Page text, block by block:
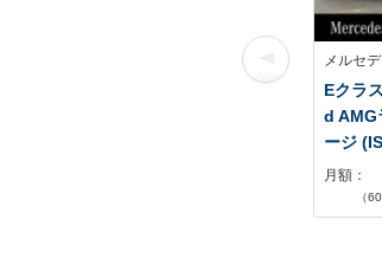
メルセ
Eクラ
d AMG
ージ
月額：
（60